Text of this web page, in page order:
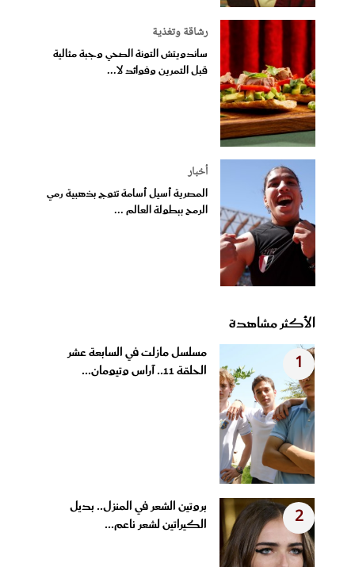
رشاقة وتغذية
ساندويتش التونة الصحي وجبة مثالية
قبل التمرين وفوائد لا...
أخبار
المصرية أسيل أسامة تتوج بذهبية رمي
الرمح ببطولة العالم ...
الأكثر مشاهدة
1
مسلسل مازلت في السابعة عشر
الحلقة 11.. آراس وتيومان...
2
بروتين الشعر في المنزل.. بديل
الكيراتين لشعر ناعم...